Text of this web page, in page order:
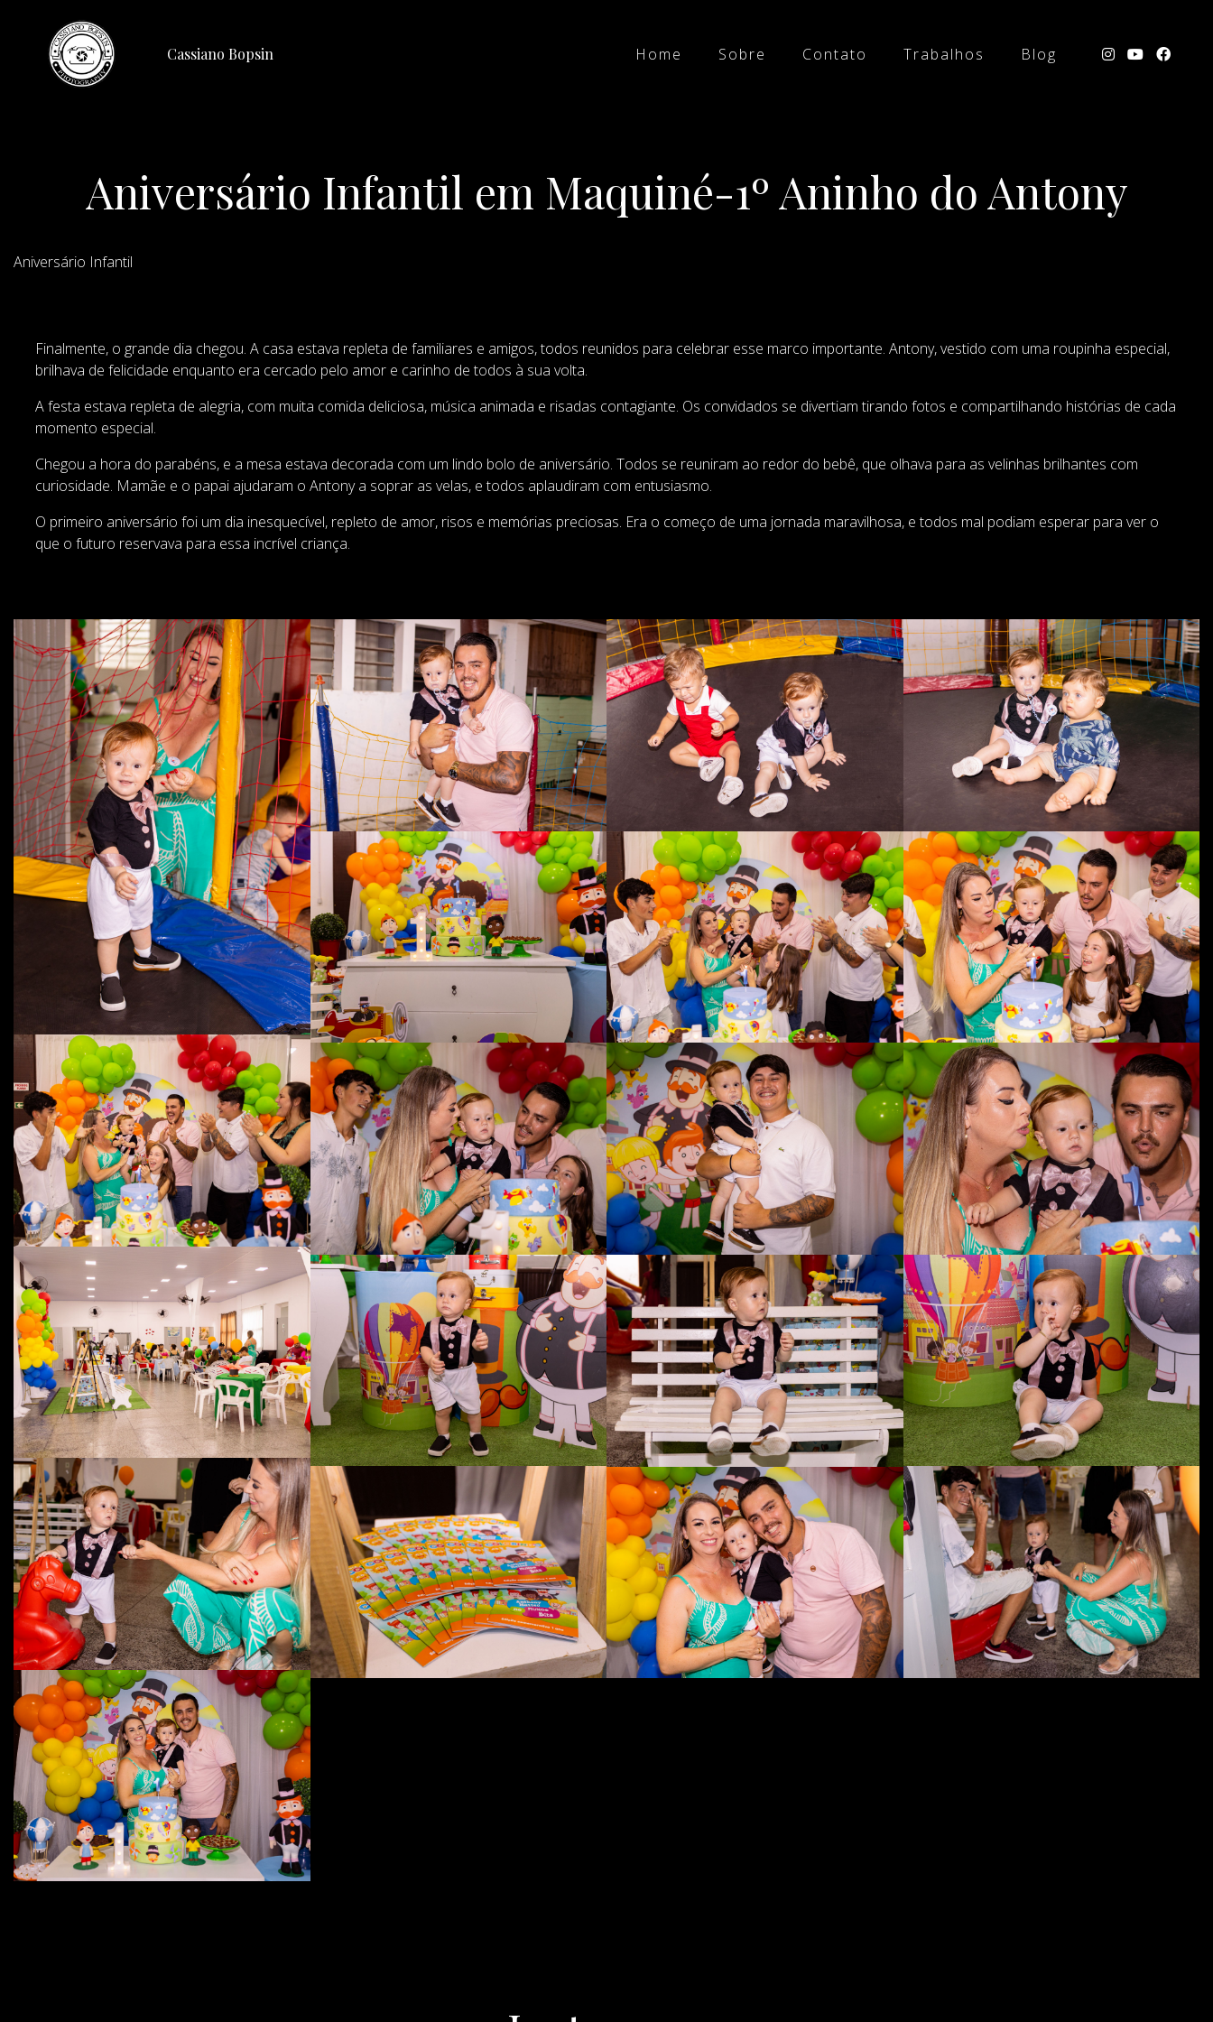
Cassiano Bopsin Home Sobre Contato Trabalhos Blog
Aniversário Infantil em Maquiné-1º Aninho do Antony
Aniversário Infantil
Finalmente, o grande dia chegou. A casa estava repleta de familiares e amigos, todos reunidos para celebrar esse marco importante. Antony, vestido com uma roupinha especial,
brilhava de felicidade enquanto era cercado pelo amor e carinho de todos à sua volta.
A festa estava repleta de alegria, com muita comida deliciosa, música animada e risadas contagiante. Os convidados se divertiam tirando fotos e compartilhando histórias de cada
momento especial.
Chegou a hora do parabéns, e a mesa estava decorada com um lindo bolo de aniversário. Todos se reuniram ao redor do bebê, que olhava para as velinhas brilhantes com
curiosidade. Mamãe e o papai ajudaram o Antony a soprar as velas, e todos aplaudiram com entusiasmo.
O primeiro aniversário foi um dia inesquecível, repleto de amor, risos e memórias preciosas. Era o começo de uma jornada maravilhosa, e todos mal podiam esperar para ver o
que o futuro reservava para essa incrível criança.